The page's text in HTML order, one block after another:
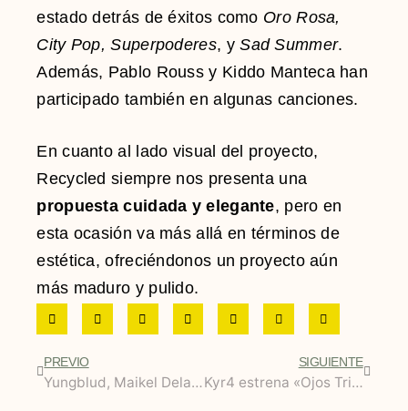
estado detrás de éxitos como Oro Rosa,
City Pop, Superpoderes, ySad Summer.
Además, Pablo Rouss y Kiddo Manteca han
participado también en algunas canciones.
En cuanto al lado visual del proyecto,
Recycled siempre nos presenta una
propuesta cuidada y elegante, pero en
esta ocasión va más allá en términos de
estética, ofreciéndonos un proyecto aún
más maduro y pulido.
PREVIO
Yungblud, Maikel Delacalle, Mae Muller, Vicco, Charlie Usg Y Meler se suman al cartel de Coca-Cola Music Experience 2023
SIGUIENTE
Kyr4 estrena «Ojos Tristes», su primer EP tras viralizarse en Batalla de promesas